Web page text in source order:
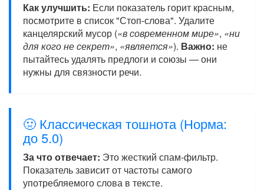
Как улучшить: Если показатель горит красным,
посмотрите в список "Стоп-слова". Удалите
канцелярский мусор («в современном мире», «ни
для кого не секрет», «является»). Важно: не
пытайтесь удалять предлоги и союзы — они
нужны для связности речи.
🤢 Классическая тошнота (Норма:
до 5.0)
За что отвечает: Это жесткий спам-фильтр.
Показатель зависит от частоты самого
употребляемого слова в тексте.